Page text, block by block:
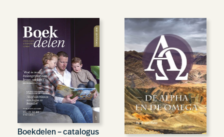
Boekdelen – catalogus